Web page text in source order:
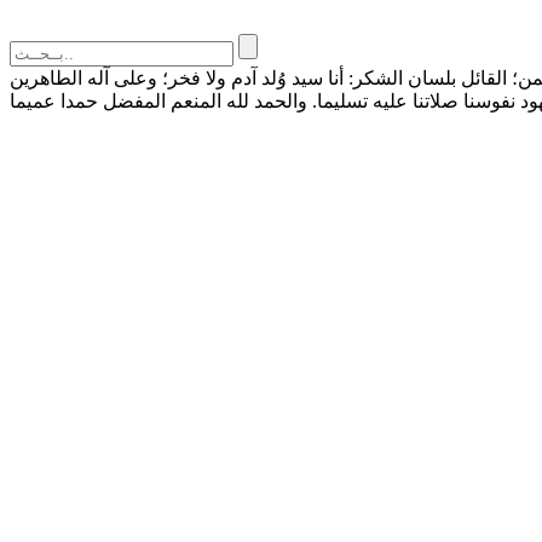
بلسان الشكر: أنا سيد وُلد آدم ولا فخر؛ وعلى آله الطاهرين